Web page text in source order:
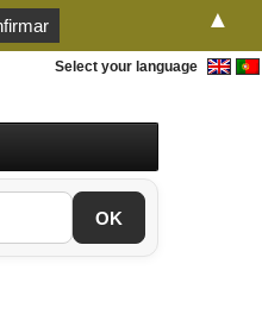
Select your language
OK
▲